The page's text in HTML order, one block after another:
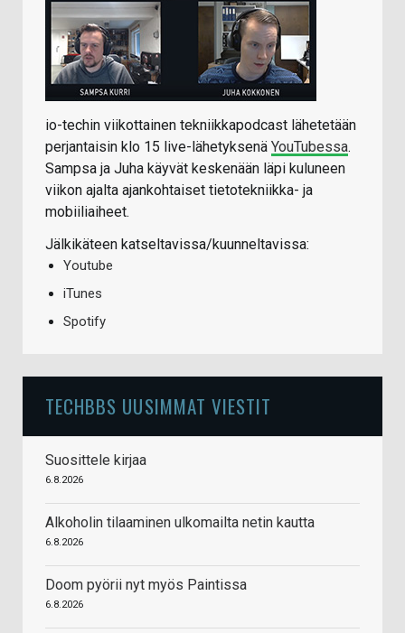
io-techin viikottainen tekniikkapodcast lähetetään
perjantaisin klo 15 live-lähetyksenä YouTubessa.
Sampsa ja Juha käyvät keskenään läpi kuluneen
viikon ajalta ajankohtaiset tietotekniikka- ja
mobiiliaiheet.
Jälkikäteen katseltavissa/kuunneltavissa:
Youtube
iTunes
Spotify
TECHBBS UUSIMMAT VIESTIT
Suosittele kirjaa
6.8.2026
Alkoholin tilaaminen ulkomailta netin kautta
6.8.2026
Doom pyörii nyt myös Paintissa
6.8.2026